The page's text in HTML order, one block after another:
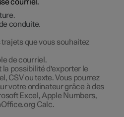
courriel.
.
conduite.
que vous souhaitez
de courriel.
la possibilité d'exporter le
CSV ou texte. Vous pourrez
votre ordinateur grâce à des
Excel, Apple Numbers,
Calc.